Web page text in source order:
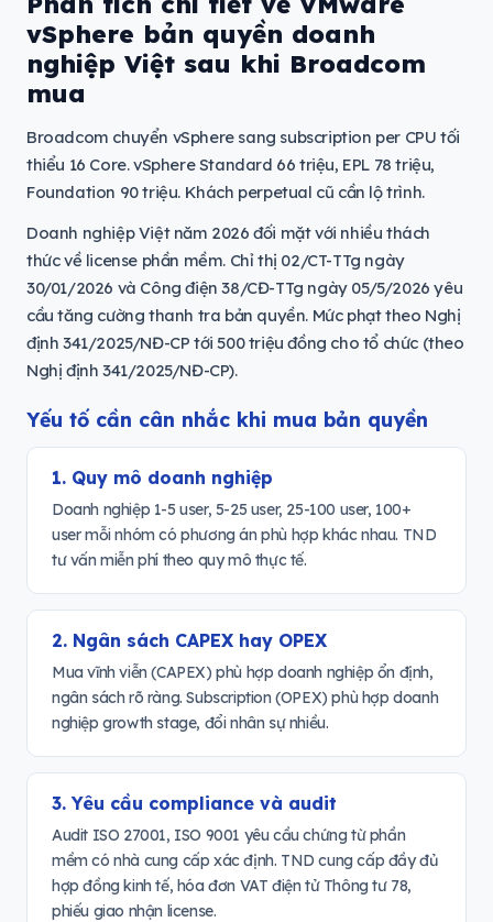
vSphere bản quyền doanh
nghiệp Việt sau khi Broadcom
mua
Broadcom chuyển vSphere sang subscription per CPU tối
thiểu 16 Core. vSphere Standard 66 triệu, EPL 78 triệu,
Foundation 90 triệu. Khách perpetual cũ cần lộ trình.
Doanh nghiệp Việt năm 2026 đối mặt với nhiều thách
thức về license phần mềm. Chỉ thị 02/CT-TTg ngày
30/01/2026 và Công điện 38/CĐ-TTg ngày 05/5/2026 yêu
cầu tăng cường thanh tra bản quyền. Mức phạt theo Nghị
định 341/2025/NĐ-CP tới 500 triệu đồng cho tổ chức (theo
Nghị định 341/2025/NĐ-CP).
Yếu tố cần cân nhắc khi mua bản quyền
1. Quy mô doanh nghiệp
Doanh nghiệp 1-5 user, 5-25 user, 25-100 user, 100+
user mỗi nhóm có phương án phù hợp khác nhau. TND
tư vấn miễn phí theo quy mô thực tế.
2. Ngân sách CAPEX hay OPEX
Mua vĩnh viễn (CAPEX) phù hợp doanh nghiệp ổn định,
ngân sách rõ ràng. Subscription (OPEX) phù hợp doanh
nghiệp growth stage, đổi nhân sự nhiều.
3. Yêu cầu compliance và audit
Audit ISO 27001, ISO 9001 yêu cầu chứng từ phần
mềm có nhà cung cấp xác định. TND cung cấp đầy đủ
hợp đồng kinh tế, hóa đơn VAT điện tử Thông tư 78,
phiếu giao nhận license.